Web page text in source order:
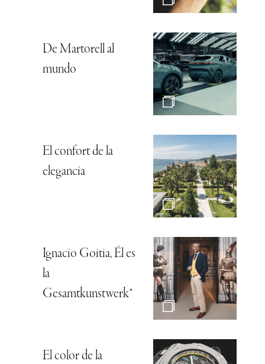
De Martorell al
mundo
El confort de la
elegancia
Ignacio Goitia, Él es
la
Gesamtkunstwerk*
El color de la